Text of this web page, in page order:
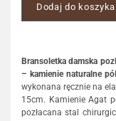
Dodaj do koszyka
Bransoletka damska
– kamienie naturalne
wykonana ręcznie na
15cm. Kamienie Agat
pozłacana stal